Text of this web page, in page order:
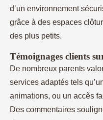
d’un environnement
grâce à des espaces
des plus petits.
Témoignages clients
De nombreux parents
services adaptés tels
animations, ou un accès
Des commentaires